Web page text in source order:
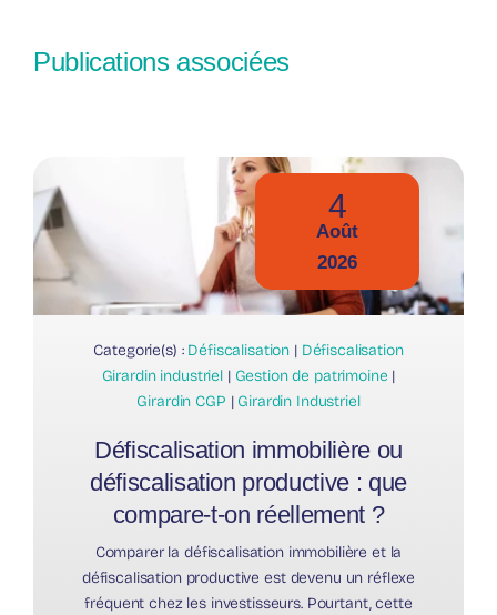
Publications associées
4
Août
2026
Categorie(s) : Défiscalisation | Défiscalisation
Girardin industriel| Gestion de patrimoine |
Girardin CGP | Girardin Industriel
Défiscalisation immobilière ou
défiscalisation productive : que
compare-t-on réellement ?
Comparer la défiscalisation immobilière et la
défiscalisation productive est devenu un réflexe
fréquent chez les investisseurs. Pourtant, cette